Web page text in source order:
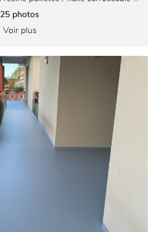
25 photos
Voir plus